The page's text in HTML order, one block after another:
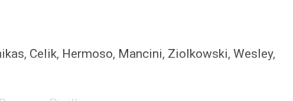
Celik, Hermoso, Mancini, Ziolkowski, Wesley,